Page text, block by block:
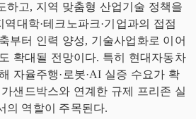
하고, 지역 맞춤형 산업기술 정책을
역대학·테크노파크·기업과의 접점
부터 인력 양성, 기술사업화로 이어
확대될 전망이다. 특히 현대자동차
자율주행·로봇·AI 실증 수요가 확
샌드박스와 연계한 규제 프리존 실
의 역할이 주목된다.